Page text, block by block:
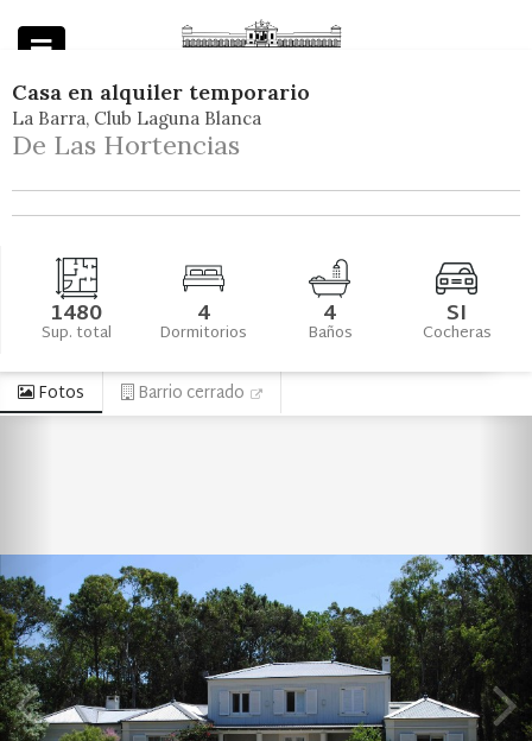
Casa en alquiler temporario
La Barra Club Laguna Blanca
De Las Hortencias
1480
Sup. total 4
Dormitorios 4
Baños SI
Cocheras
Fotos Barrio cerrado